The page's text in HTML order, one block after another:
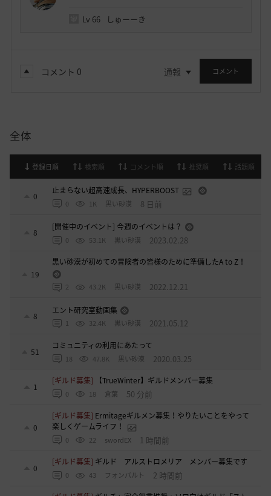
Lv 66 しゅーーき
コメント 0 通報 コメント
全体
登録日順 検索順 コメント順 推奨順 話題順
0
止まらない超高速成長、HYPERBOOST
0 1K 黒い砂漠 8 日前
8
[開催中のイベント] 今週のイベントは？
0 53.1K 黒い砂漠 2023.02.28
19
黒い砂漠が初めての冒険者の皆様のために準備したA to Z！
2 43.2K 黒い砂漠 2022.12.21
8
エント研究室動画集
1 32.4K 黒い砂漠 2021.05.12
51
コミュニティの利用にあたって
18 47.8K 黒い砂漠 2020.03.25
1
[ギルド募集] 【TrueWinter】ギルドメンバー募集
0 18 倉葉 50 分前
0
[ギルド募集] Ermitageギルメン募集！やりたいことをやって
楽しくゲームライフ！
0 22 swordEX 1 時間前
0
[ギルド募集] ギルド アルストロメリア メンバー募集です
0 43 フォンバルト 2 時間前